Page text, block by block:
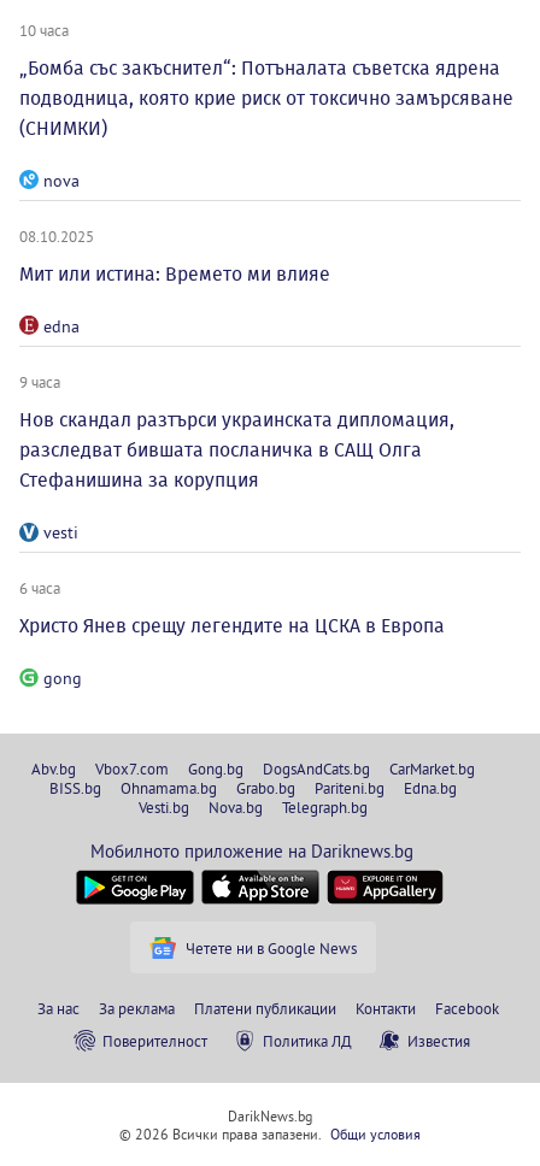
10 часа
„Бомба със закъснител“: Потъналата съветска ядрена
подводница, която крие риск от токсично замърсяване
(СНИМКИ)
nova
08.10.2025
Мит или истина: Времето ми влияе
edna
9 часа
Нов скандал разтърси украинската дипломация,
разследват бившата посланичка в САЩ Олга
Стефанишина за корупция
vesti
6 часа
Христо Янев срещу легендите на ЦСКА в Европа
gong
Abv.bg Vbox7.com Gong.bg DogsAndCats.bg
CarMarket.bg
BISS.bg
Ohnamama.bg Grabo.bg Pariteni.bg
Edna.bg
Vesti.bg
Nova.bg Telegraph.bg
Мобилното приложение на Dariknews.bg
Четете ни в Google News
За нас За реклама Платени публикации Контакти
Facebook
Поверителност
Политика ЛД Известия
DarikNews.bg
© 2026 Всички права запазени. Общи условия